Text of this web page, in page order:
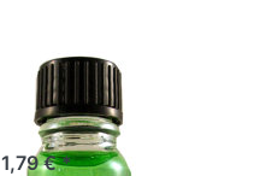
Duftöl Lilac
Duftöl Lilac
1,79 € *